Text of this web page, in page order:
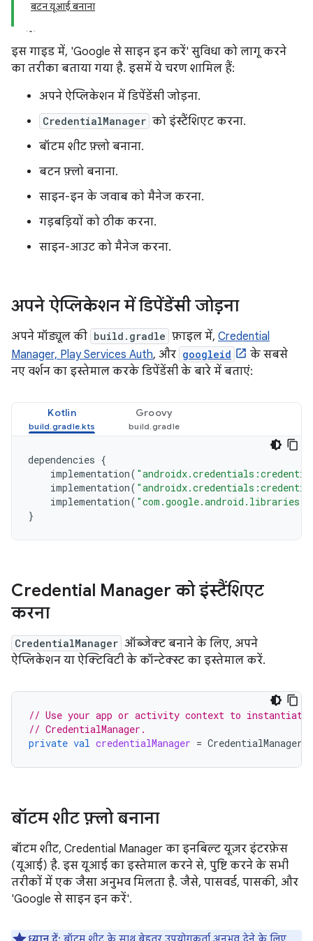
बटन यूआई बनाना
इस गाइड में, 'Google से साइन इन करें' सुविधा को लागू करने
का तरीका बताया गया है. इसमें ये चरण शामिल हैं:
अपने ऐप्लिकेशन में डिपेंडेंसी जोड़ना.
CredentialManager को इंस्टैंशिएट करना.
बॉटम शीट फ़्लो बनाना.
बटन फ़्लो बनाना.
साइन-इन के जवाब को मैनेज करना.
गड़बड़ियों को ठीक करना.
साइन-आउट को मैनेज करना.
अपने ऐप्लिकेशन में डिपेंडेंसी जोड़ना
अपने मॉड्यूल की build.gradle फ़ाइल में, Credential
Manager, Play Services Auth, और googleid
के सबसे
नए वर्शन का इस्तेमाल करके डिपेंडेंसी के बारे में बताएं:
Kotlin Groovy
dependencies {
implementation(
implementation(
implementation(
}
Credential Manager को इंस्टैंशिएट
करना
CredentialManager ऑब्जेक्ट बनाने के लिए, अपने
ऐप्लिकेशन या ऐक्टिविटी के कॉन्टेक्स्ट का इस्तेमाल करें.
// Use your app or activity context to
// CredentialManager.
private val credentialManager = CredentialManager
बॉटम शीट फ़्लो बनाना
बॉटम शीट, Credential Manager का इनबिल्ट यूज़र इंटरफ़ेस
(यूआई) है. इस यूआई का इस्तेमाल करने से, पुष्टि करने के सभी
तरीकों में एक जैसा अनुभव मिलता है. जैसे, पासवर्ड, पासकी, और
'Google से साइन इन करें'.